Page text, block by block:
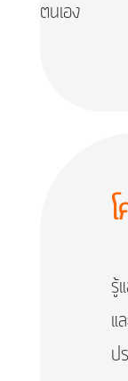
ตนเอง
รู้
แ
ป